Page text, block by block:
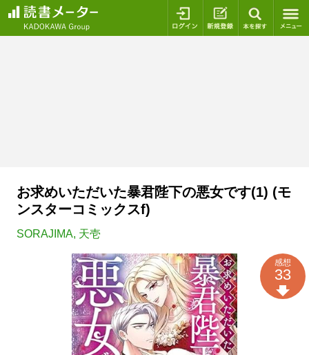
ログイン 新規登録
お求めいただいた暴君陛下の悪女です(1) (モ
ンスターコミックスf)
SORAJIMA, 天壱
感想
33